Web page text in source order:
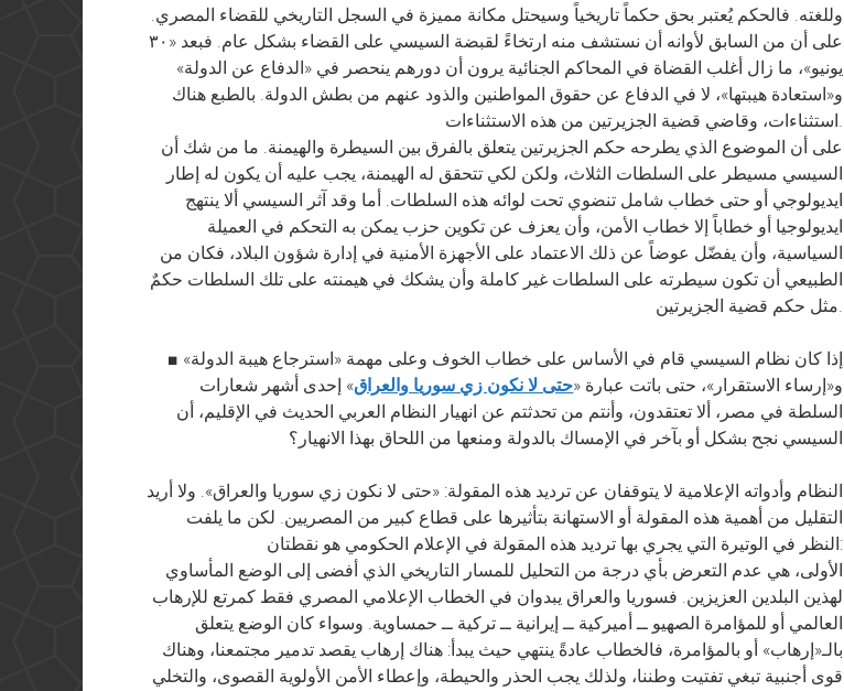
وللغته. فالحكم يُعتبر بحق حكماً تاريخياً وسيحتل مكانة مميزة في السجل التاريخي للقضاء المصري.
على أن من السابق لأوانه أن نستشف منه ارتخاءً لقبضة السيسي على القضاء بشكل عام. فبعد «٣٠
يونيو»، ما زال أغلب القضاة في المحاكم الجنائية يرون أن دورهم ينحصر في «الدفاع عن الدولة»
و«استعادة هيبتها»، لا في الدفاع عن حقوق المواطنين والذود عنهم من بطش الدولة. بالطبع هناك
استثناءات، وقاضي قضية الجزيرتين من هذه الاستثناءات.
على أن الموضوع الذي يطرحه حكم الجزيرتين يتعلق بالفرق بين السيطرة والهيمنة. ما من شك أن
السيسي مسيطر على السلطات الثلاث، ولكن لكي تتحقق له الهيمنة، يجب عليه أن يكون له إطار
ايديولوجي أو حتى خطاب شامل تنضوي تحت لوائه هذه السلطات. أما وقد آثر السيسي ألا ينتهج
ايديولوجيا أو خطاباً إلا خطاب الأمن، وأن يعزف عن تكوين حزب يمكن به التحكم في العميلة
السياسية، وأن يفضّل عوضاً عن ذلك الاعتماد على الأجهزة الأمنية في إدارة شؤون البلاد، فكان من
الطبيعي أن تكون سيطرته على السلطات غير كاملة وأن يشكك في هيمنته على تلك السلطات حكمٌ
مثل حكم قضية الجزيرتين.
■ إذا كان نظام السيسي قام في الأساس على خطاب الخوف وعلى مهمة «استرجاع هيبة الدولة»
و«إرساء الاستقرار»، حتى باتت عبارة «حتى لا نكون زي سوريا والعراق» إحدى أشهر شعارات
السلطة في مصر، ألا تعتقدون، وأنتم من تحدثتم عن انهيار النظام العربي الحديث في الإقليم، أن
السيسي نجح بشكل أو بآخر في الإمساك بالدولة ومنعها من اللحاق بهذا الانهيار؟
النظام وأدواته الإعلامية لا يتوقفان عن ترديد هذه المقولة: «حتى لا نكون زي سوريا والعراق». ولا أريد
التقليل من أهمية هذه المقولة أو الاستهانة بتأثيرها على قطاع كبير من المصريين. لكن ما يلفت
النظر في الوتيرة التي يجري بها ترديد هذه المقولة في الإعلام الحكومي هو نقطتان:
الأولى، هي عدم التعرض بأي درجة من التحليل للمسار التاريخي الذي أفضى إلى الوضع المأساوي
لهذين البلدين العزيزين. فسوريا والعراق يبدوان في الخطاب الإعلامي المصري فقط كمرتع للإرهاب
العالمي أو للمؤامرة الصهيو ــ أميركية ــ إيرانية ــ تركية ــ حمساوية. وسواء كان الوضع يتعلق
بالـ«إرهاب» أو بالمؤامرة، فالخطاب عادةً ينتهي حيث يبدأ: هناك إرهاب يقصد تدمير مجتمعنا، وهناك
قوى أجنبية تبغي تفتيت وطننا، ولذلك يجب الحذر والحيطة، وإعطاء الأمن الأولوية القصوى، والتخلي